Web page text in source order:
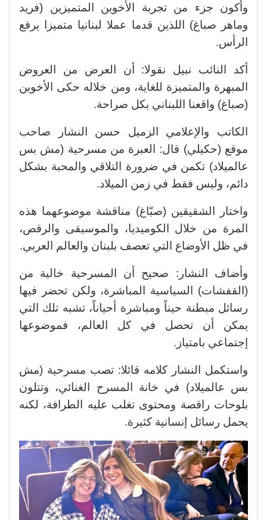
وأكون جزء من تجربة الأخوين المتميزين (فريد
وماهر صباغ) اللذين قدما عملا لبنانيا متميزا يرفع
الرأس.
أكد النائب نبيل نقولا: أن العرض من العروض
المبهرة والمتميزة للغاية، ومن خلاله حكى الأخوين
(صباغ) واقعنا اللبناني بكل صراحة.
الكاتب والإعلامي الزميل حسن النشار صاحب
موقع (حكيلي) قال: العبرة من مسرحية (مش بس
عالميلاد) تكمن في ضرورة التلاقي والمحبة بشكل
دائم، وليس فقط في زمن الميلاد.
واختار الشقيقين (صبّاغ) مناقشة موضوعهما هذه
المرة من خلال الكوميديا، والموسيقى والرقص،
في ظل الأوضاع التي تعصف بلبنان والعالم العربي.
وأضاف النشار: صحيح أن المسرحية خالية من
(القفشات) السياسية المباشرة، ولكن تحضر فيها
رسائل مبطنة حيناً ومباشرة أحياناً، تشبه تلك التي
يمكن أن تحصل في كل العالم، فموضوعها
إجتماعي بامتياز.
واستكمل النشار كلامه قائلا: تصب مسرحية (مش
بس عالميلاد) في خانة المسرح الغنائي، وتتلون
بلوحات راقصة ومحتوى تغلب عليه الطرافة، لكنه
يحمل رسائل إنسانية كثيرة.